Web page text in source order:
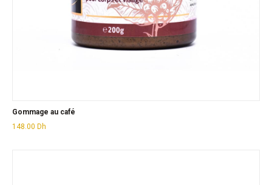
Gommage au café
148.00 Dh